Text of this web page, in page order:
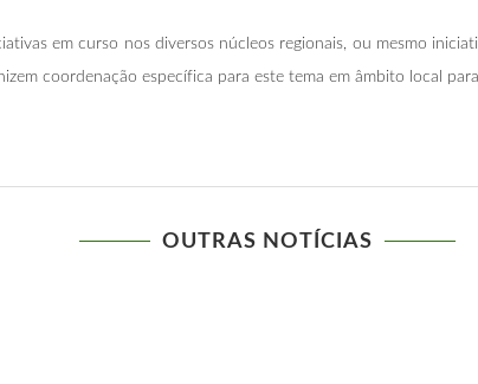
em curso nos diversos núcleos regionais, ou mesmo
coordenação específica para este tema em âmbito local
OUTRAS NOTÍCIAS